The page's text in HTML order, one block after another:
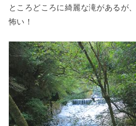
ところどころに綺麗な滝があるが
怖い！